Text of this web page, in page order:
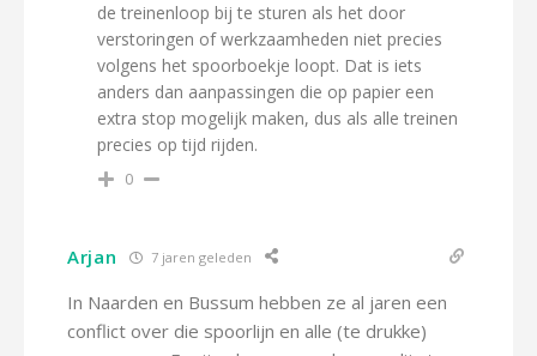
de treinenloop bij te sturen als het door
verstoringen of werkzaamheden niet precies
volgens het spoorboekje loopt. Dat is iets
anders dan aanpassingen die op papier een
extra stop mogelijk maken, dus als alle treinen
precies op tijd rijden.
0
Arjan 7 jaren geleden
In Naarden en Bussum hebben ze al jaren een
conflict over die spoorlijn en alle (te drukke)